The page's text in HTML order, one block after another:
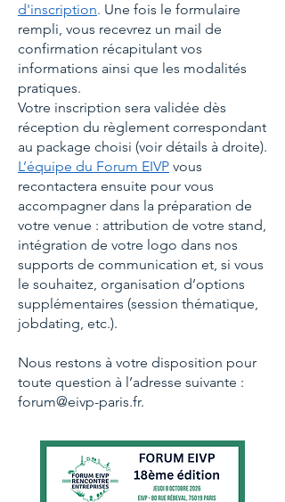
d'inscription. Une fois le formulaire
rempli, vous recevrez un mail de
confirmation récapitulant vos
informations ainsi que les modalités
pratiques.
Votre inscription sera validée dès
réception du règlement correspondant
au package choisi (voir détails à droite).
L’équipe du Forum EIVP vous
recontactera ensuite pour vous
accompagner dans la préparation de
votre venue : attribution de votre stand,
intégration de votre logo dans nos
supports de communication et, si vous
le souhaitez, organisation d’options
supplémentaires (session thématique,
jobdating, etc.).
Nous restons à votre disposition pour
toute question à l’adresse suivante :
forum@eivp-paris.fr.